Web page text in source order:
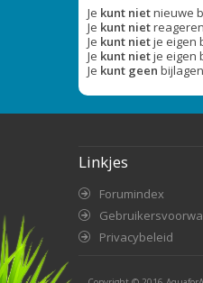
Je kunt nietnieuwe
Je kunt niet
Je kunt nietje eigen
Je kunt nietje eigen
Je kunt geen
Linkjes
Forumindex
Privacybeleid